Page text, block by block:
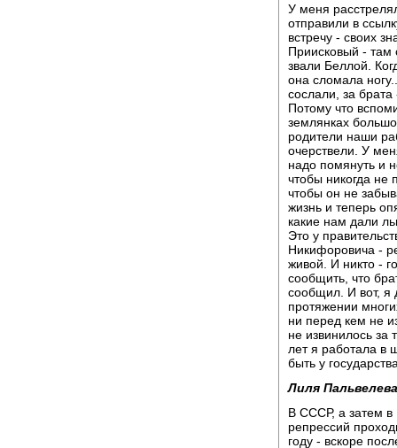
У меня
отправили в
встречу - своих
Приисковый - там
звали Беллой.
она сломала
сослали, за
Потому что
землянках
родители наши
очерствели. У
надо помянуть и
чтобы никогда не
чтобы он не
жизнь и теперь
какие нам дали
Это у
Никифоровича -
живой. И никто -
сообщить, что
сообщил. И вот, я
протяжении
ни перед кем не
не извинилось за
лет я работала в
быть у
Лиля
В СССР, а затем в
репрессий
году - вскоре